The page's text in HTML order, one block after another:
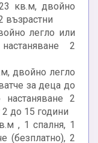
кв.м, двойно
възрастни
легло или
2
двойно легло
за деца до
2
2 до 15 години
, 1 спалня, 1
(безплатно), 2